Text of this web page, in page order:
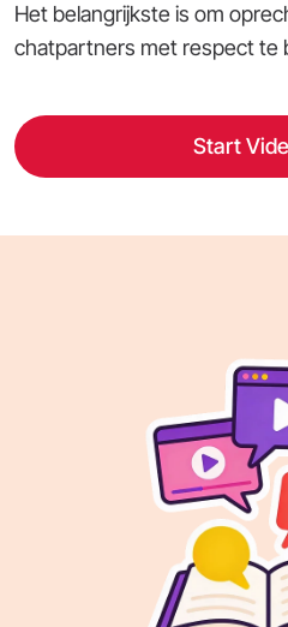
Het belangrijkste is om
chatpartners met respect te
Start